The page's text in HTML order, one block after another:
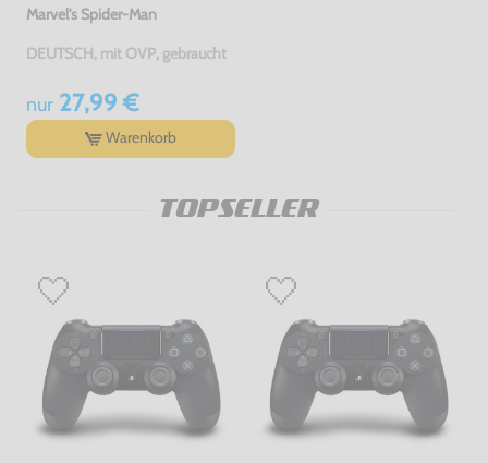
Marvel's Spider-Man
DEUTSCH, mit OVP, gebraucht
nur27,99 €
Warenkorb
TOPSELLER